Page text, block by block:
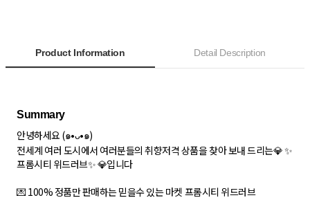
Product Information Detail Description
Summary
안녕하세요 (๑•ᴗ•๑)
전세계 여러 도시에서 여러분들의 취향저격 상품을 찾아 보내 드리는💎 ✨
프롬시티 위드러브✨ 💎입니다
💌 100% 정품만 판매하는 믿을수 있는 마켓 프롬시티 위드러브